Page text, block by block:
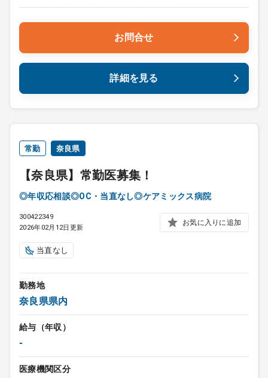
お問合せ
詳細を見る
常勤 奈良県
【奈良県】常勤医募集！
◎年収応相談◎OC・当直なし◎ケアミックス病院
300422349
2026年02月12日更新
お気に入りに追加
当直なし
勤務地
奈良県県内
給与（年収）
-
医療機関区分